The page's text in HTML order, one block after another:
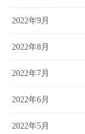
2022年9月
2022年8月
2022年7月
2022年6月
2022年5月